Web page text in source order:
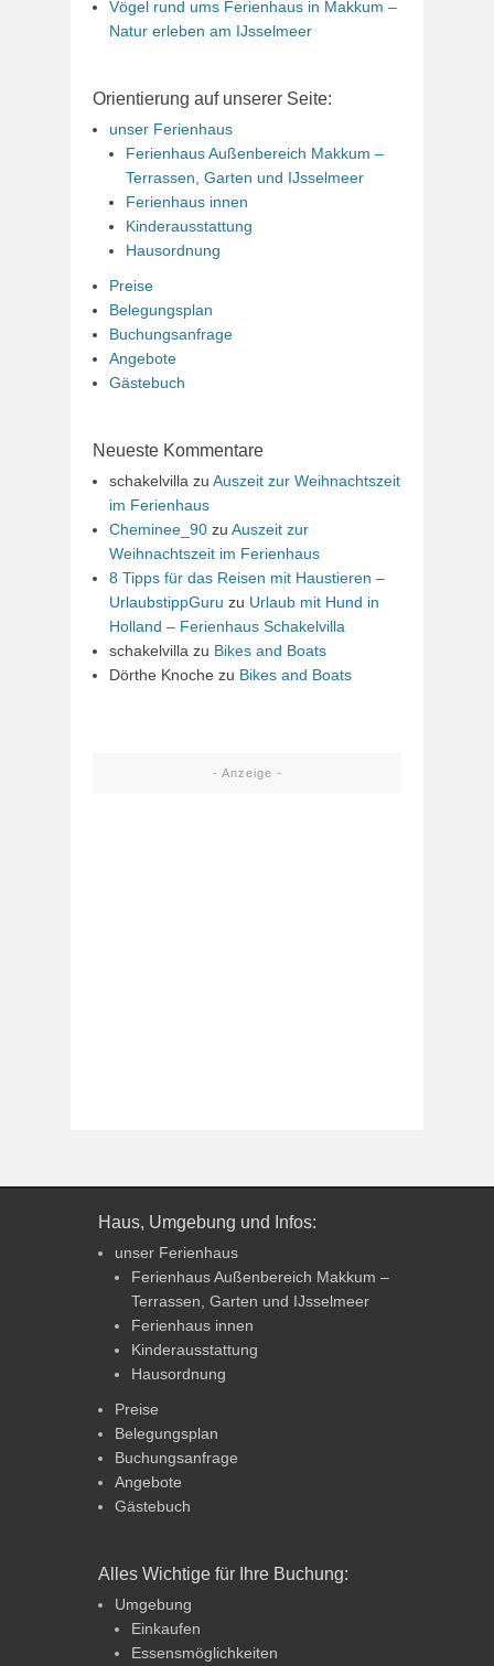
Vögel rund ums Ferienhaus in Makkum –
Natur erleben am IJsselmeer
Orientierung auf unserer Seite:
unser Ferienhaus
Ferienhaus Außenbereich Makkum –
Terrassen, Garten und IJsselmeer
Ferienhaus innen
Kinderausstattung
Hausordnung
Preise
Belegungsplan
Buchungsanfrage
Angebote
Gästebuch
Neueste Kommentare
schakelvilla zu Auszeit zur Weihnachtszeit
im Ferienhaus
Cheminee_90 zu Auszeit zur
Weihnachtszeit im Ferienhaus
8 Tipps für das Reisen mit Haustieren –
UrlaubstippGuru zu Urlaub mit Hund in
Holland – Ferienhaus Schakelvilla
schakelvilla zu Bikes and Boats
Dörthe Knoche zu Bikes and Boats
- Anzeige -
Haus, Umgebung und Infos:
unser Ferienhaus
Ferienhaus Außenbereich Makkum –
Terrassen, Garten und IJsselmeer
Ferienhaus innen
Kinderausstattung
Hausordnung
Preise
Belegungsplan
Buchungsanfrage
Angebote
Gästebuch
Alles Wichtige für Ihre Buchung:
Umgebung
Einkaufen
Essensmöglichkeiten